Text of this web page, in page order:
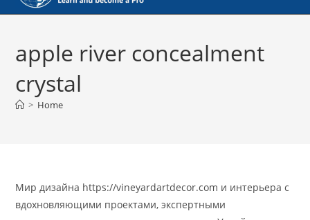
apple river concealment
crystal
> Home
Мир дизайна https://vineyardartdecor.com и интерьера с
вдохновляющими проектами, экспертными